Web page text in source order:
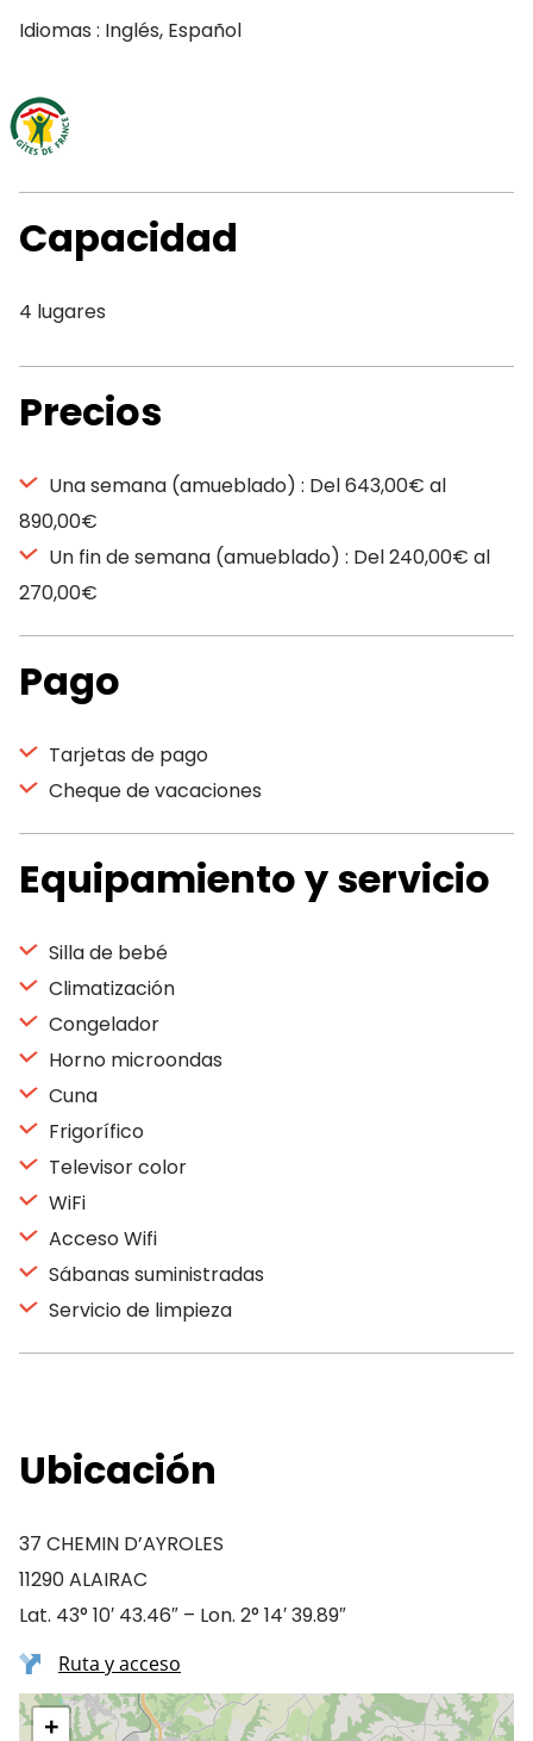
Idiomas : Inglés, Español
Capacidad
4 lugares
Precios
Una semana (amueblado) : Del 643,00€ al
890,00€
Un fin de semana (amueblado) : Del 240,00€ al
270,00€
Pago
Tarjetas de pago
Cheque de vacaciones
Equipamiento y servicio
Silla de bebé
Climatización
Congelador
Horno microondas
Cuna
Frigorífico
Televisor color
WiFi
Acceso Wifi
Sábanas suministradas
Servicio de limpieza
Ubicación
37 CHEMIN D’AYROLES
11290 ALAIRAC
Lat. 43° 10′ 43.46″ – Lon. 2° 14′ 39.89″
Ruta y acceso
+